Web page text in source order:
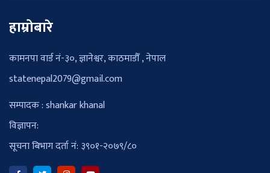
हाम्रोबारे
कामनपा वार्ड नं-३०, ज्ञानेश्वर, काठमाडौँ , नेपाल
statenepal2079@gmail.com
सम्पादक : shankar khanal
विज्ञापन:
सूचना बिभाग दर्ता नं: ३९०१-२०७९/८०